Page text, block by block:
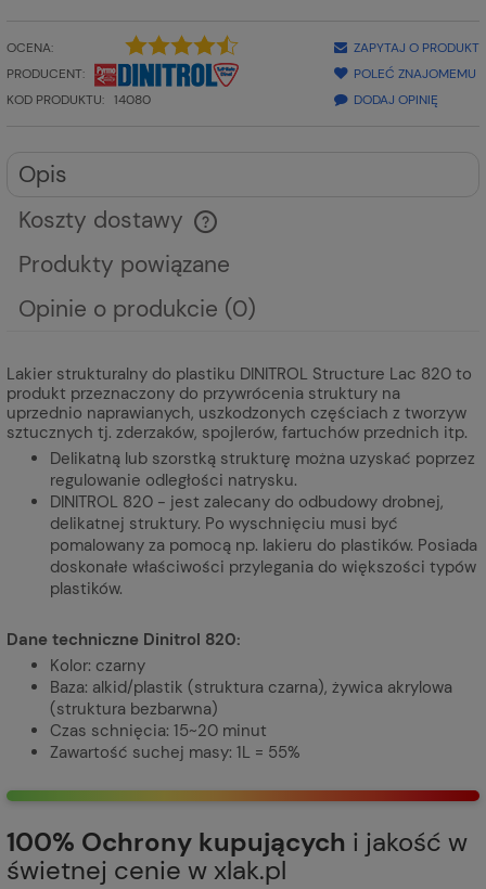
OCENA:
PRODUCENT:
KOD PRODUKTU:
14080
ZAPYTAJ O PRODUKT
POLEĆ ZNAJOMEMU
DODAJ OPINIĘ
Opis
Koszty dostawy
Cena nie zawiera ewentualnych kosztów płatności
Produkty powiązane
Opinie o produkcie (0)
Lakier strukturalny do plastiku DINITROL Structure Lac 820 to
produkt przeznaczony do przywrócenia struktury na
uprzednio naprawianych, uszkodzonych częściach z tworzyw
sztucznych tj. zderzaków, spojlerów, fartuchów przednich itp.
Delikatną lub szorstką strukturę można uzyskać poprzez
regulowanie odległości natrysku.
DINITROL 820 - jest zalecany do odbudowy drobnej,
delikatnej struktury. Po wyschnięciu musi być
pomalowany za pomocą np. lakieru do plastików. Posiada
doskonałe właściwości przylegania do większości typów
plastików.
Dane techniczne Dinitrol 820:
Kolor: czarny
Baza: alkid/plastik (struktura czarna), żywica akrylowa
(struktura bezbarwna)
Czas schnięcia: 15~20 minut
Zawartość suchej masy: 1L = 55%
100% Ochrony kupujących i jakość w
świetnej cenie w xlak.pl